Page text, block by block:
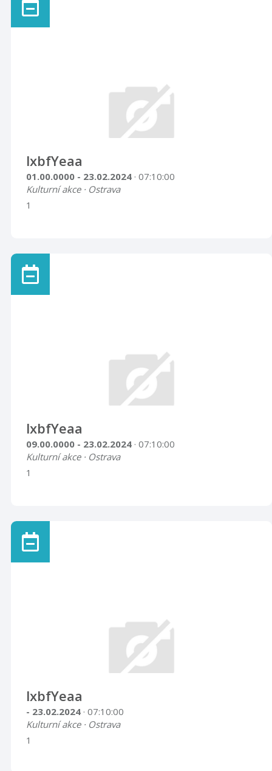
lxbfYeaa
01.00.0000 - 23.02.2024 · 07:10:00
Kulturní akce · Ostrava
1
lxbfYeaa
09.00.0000 - 23.02.2024 · 07:10:00
Kulturní akce · Ostrava
1
lxbfYeaa
- 23.02.2024 · 07:10:00
Kulturní akce · Ostrava
1